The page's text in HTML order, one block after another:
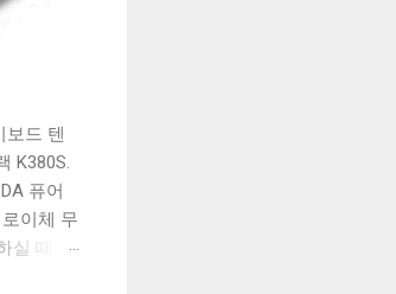
보드 텐
K380S.
퓨어
이체 무
실 때, 추